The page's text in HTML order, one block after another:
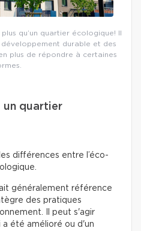
qu’un quartier écologique! Il
développement durable et des
plus de répondre à certaines
un quartier
différences entre l’éco-
généralement référence
des pratiques
Il peut s'agir
été amélioré ou d'un